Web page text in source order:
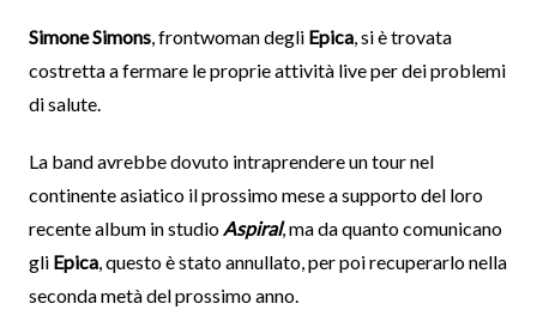
Simone Simons, frontwoman degli Epica, si è trovata
costretta a fermare le proprie attività live per dei problemi
di salute.
La band avrebbe dovuto intraprendere un tour nel
continente asiatico il prossimo mese a supporto del loro
recente album in studio Aspiral, ma da quanto comunicano
gli Epica, questo è stato annullato, per poi recuperarlo nella
seconda metà del prossimo anno.